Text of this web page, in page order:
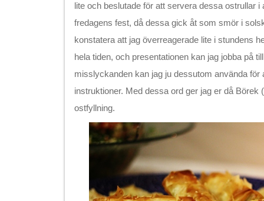
lite och beslutade för att servera dessa ostrullar i
fredagens fest, då dessa gick åt som smör i
konstatera att jag överreagerade lite i stundens
hela tiden, och presentationen kan jag jobba på
misslyckanden kan jag ju dessutom använda för
instruktioner. Med dessa ord ger jag er då Börek
ostfyllning.